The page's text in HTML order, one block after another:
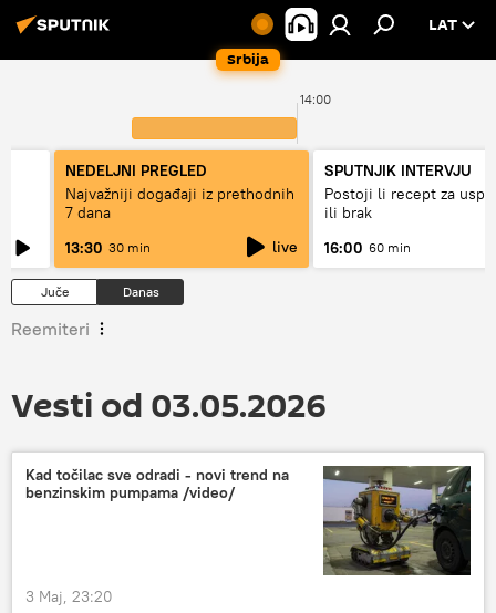
Srbija
LAT
14:00
NEDELJNI PREGLED
Najvažniji događaji iz prethodnih
7 dana
13:30 30 min live
SPUTNJIK INTERVJU
Postoji li recept za
ili brak
16:00 60 min
Juče Danas
Reemiteri
Vesti od 03.05.2026
Kad točilac sve odradi - novi trend na
benzinskim pumpama /video/
3 Maj, 23:20